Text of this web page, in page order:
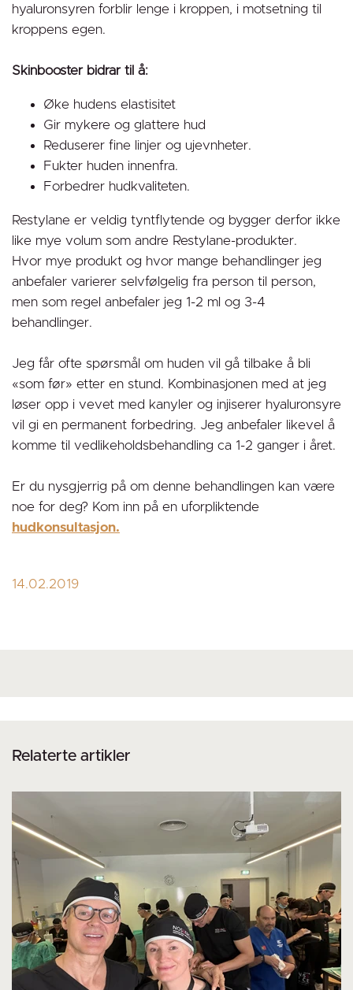
hyaluronsyren forblir lenge i kroppen, i motsetning til
kroppens egen.
Skinbooster bidrar til å:
Øke hudens elastisitet
Gir mykere og glattere hud
Reduserer fine linjer og ujevnheter.
Fukter huden innenfra.
Forbedrer hudkvaliteten.
Restylane er veldig tyntflytende og bygger derfor ikke
like mye volum som andre Restylane-produkter.
Hvor mye produkt og hvor mange behandlinger jeg
anbefaler varierer selvfølgelig fra person til person,
men som regel anbefaler jeg 1-2 ml og 3-4
behandlinger.
Jeg får ofte spørsmål om huden vil gå tilbake å bli
«som før» etter en stund. Kombinasjonen med at jeg
løser opp i vevet med kanyler og injiserer hyaluronsyre
vil gi en permanent forbedring. Jeg anbefaler likevel å
komme til vedlikeholdsbehandling ca 1-2 ganger i året.
Er du nysgjerrig på om denne behandlingen kan være
noe for deg? Kom inn på en uforpliktende
hudkonsultasjon.
14.02.2019
Relaterte artikler